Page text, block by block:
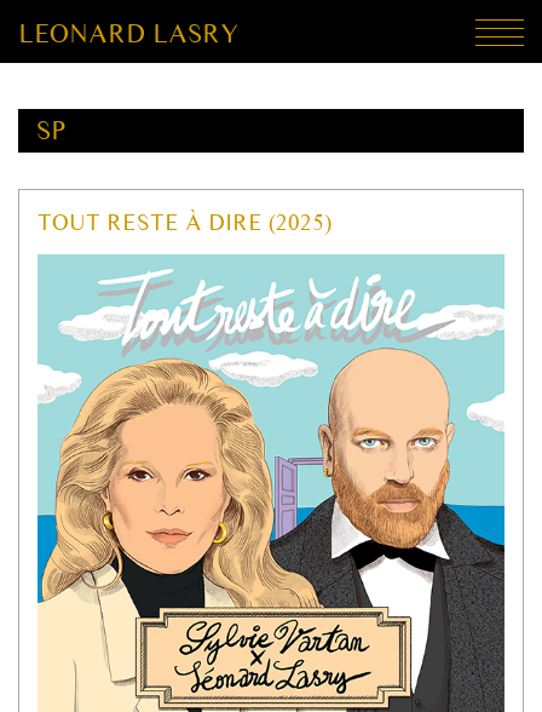
LEONARD LASRY
SP
TOUT RESTE À DIRE (2025)